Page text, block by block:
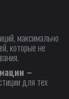
максимально
которые не
–
для тех